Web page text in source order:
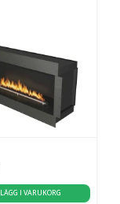
LÄGG I VARUKORG